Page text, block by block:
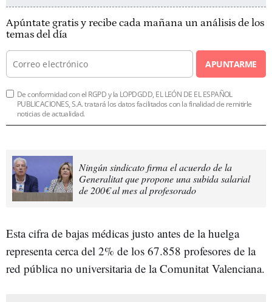
Apúntate gratis y recibe cada mañana un análisis de los
temas del día
APUNTARME
De conformidad con el RGPD y la LOPDGDD, EL LEÓN DE EL ESPAÑOL
PUBLICACIONES, S.A. tratará los datos facilitados con la finalidad de remitirle
noticias de actualidad.
Ningún sindicato firma el acuerdo de la
Generalitat que propone una subida salarial
de 200€ al mes al profesorado
Esta cifra de bajas médicas justo antes de la huelga
representa cerca del 2% de los 67.858 profesores de la
red pública no universitaria de la Comunitat Valenciana.